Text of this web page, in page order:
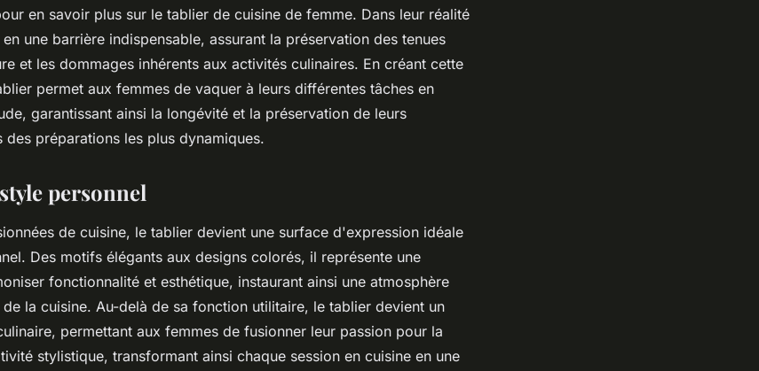
en savoir plus sur le tablier de cuisine de femme. Dans leur réalité
une barrière indispensable, assurant la préservation des tenues
et les dommages inhérents aux activités culinaires. En créant cette
permet aux femmes de vaquer à leurs différentes tâches en
garantissant ainsi la longévité et la préservation de leurs
des préparations les plus dynamiques.
personnel
de cuisine, le tablier devient une surface d'expression idéale
Des motifs élégants aux designs colorés, il représente une
fonctionnalité et esthétique, instaurant ainsi une atmosphère
de la cuisine. Au-delà de sa fonction utilitaire, le tablier devient un
permettant aux femmes de fusionner leur passion pour la
stylistique, transformant ainsi chaque session en cuisine en une